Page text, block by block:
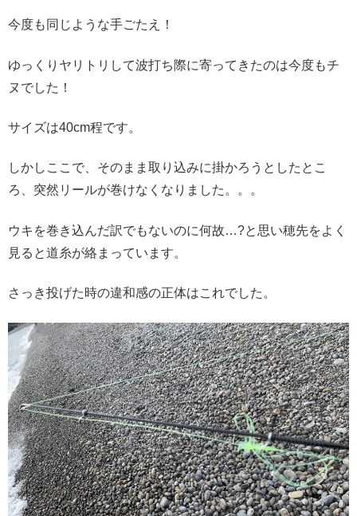
今度も同じような手ごたえ！
ゆっくりヤリトリして波打ち際に寄ってきたのは今度もチ
ヌでした！
サイズは40cm程です。
しかしここで、そのまま取り込みに掛かろうとしたとこ
ろ、突然リールが巻けなくなりました。。。
ウキを巻き込んだ訳でもないのに何故…?と思い穂先をよく
見ると道糸が絡まっています。
さっき投げた時の違和感の正体はこれでした。